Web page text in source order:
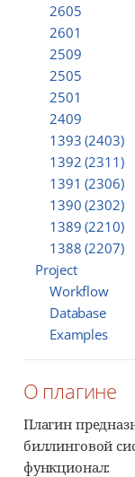
2605
2601
2509
2505
2501
2409
1393 (2403)
1392 (2311)
1391 (2306)
1390 (2302)
1389 (2210)
1388 (2207)
Project
Workflow
Database
Examples
О плагине
Плагин
биллинговой
функционал: